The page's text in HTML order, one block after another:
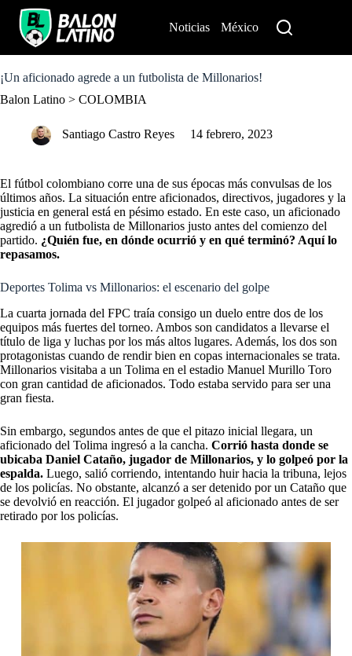
o
o
Noticias México
¡Un aficionado agrede a un futbolista de Millonarios!
Balon Latino > COLOMBIA
Santiago Castro Reyes 14 febrero, 2023
El fútbol colombiano corre una de sus épocas más convulsas de los
últimos años. La situación entre aficionados, directivos, jugadores y la
justicia en general está en pésimo estado. En este caso, un aficionado
agredió a un futbolista de Millonarios justo antes del comienzo del
partido. ¿Quién fue, en dónde ocurrió y en qué terminó? Aquí lo
repasamos.
Deportes Tolima vs Millonarios: el escenario del golpe
La cuarta jornada del FPC traía consigo un duelo entre dos de los
equipos más fuertes del torneo. Ambos son candidatos a llevarse el
título de liga y luchas por los más altos lugares. Además, los dos son
protagonistas cuando de rendir bien en copas internacionales se trata.
Millonarios visitaba a un Tolima en el estadio Manuel Murillo Toro
con gran cantidad de aficionados. Todo estaba servido para ser una
gran fiesta.
Sin embargo, segundos antes de que el pitazo inicial llegara, un
aficionado del Tolima ingresó a la cancha. Corrió hasta donde se
ubicaba Daniel Cataño, jugador de Millonarios, y lo golpeó por la
espalda. Luego, salió corriendo, intentando huir hacia la tribuna, lejos
de los policías. No obstante, alcanzó a ser detenido por un Cataño que
se devolvió en reacción. El jugador golpeó al aficionado antes de ser
retirado por los policías.